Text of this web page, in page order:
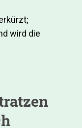
wird die